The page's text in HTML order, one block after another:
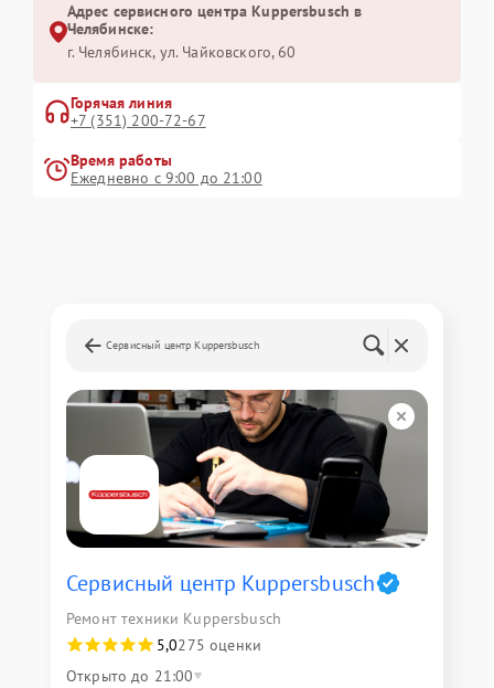
Адрес сервисного центра Kuppersbusch в
Челябинске:
г. Челябинск, ул. Чайковского, 60
Горячая линия
+7 (351) 200-72-67
Время работы
Ежедневно с 9:00 до 21:00
Сервисный центр Kuppersbusch
Сервисный центр Kuppersbusch
Ремонт техники Kuppersbusch
5,0275 оценки
Открыто до 21:00